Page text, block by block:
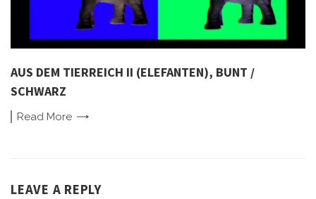
AUS DEM TIERREICH II (ELEFANTEN), BUNT /
SCHWARZ
Read More
LEAVE A REPLY